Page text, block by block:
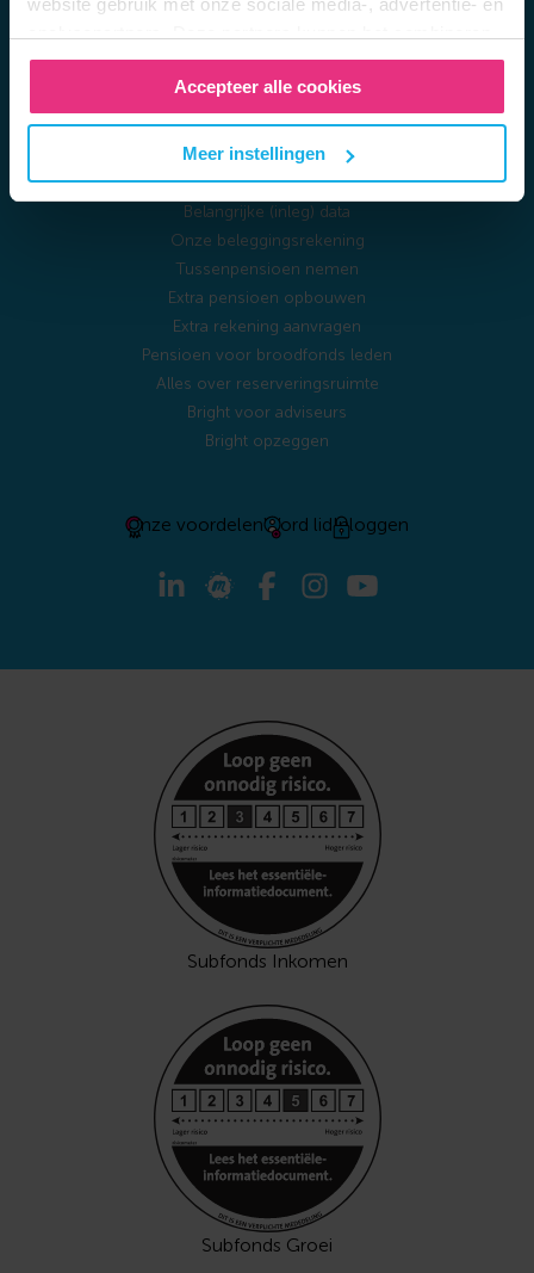
website gebruik met onze sociale media-, advertentie- en
met andere informatie die je aan hen hebt verstrekt of die
zij hebben verzameld door gebruikt te maken van hun
diensten. In hetPrivacy en Cookie Statementkan je
hier meer over lezen. Wil je de beste website ervaring?
Vink dan alle vakjes aan. Ben je per ongeluk op deze
website gekomen of heb je een hekel aan op jou
afgestemde informatie? Laat ze dan uit staan.
Accepteer alle cookies
Meer instellingen
Verschil tussen de tweede en derde pijler
Regel je risico op arbeidsongeschiktheid
Eerder stoppen met werken
Whitepaper: zelf pensioen opbouwen
Whitepaper: pensioen voor bedrijven
Ook handig…
Meld je aan voor de nieuwsbrief
Belangrijke (inleg) data
Onze beleggingsrekening
Tussenpensioen nemen
Extra pensioen opbouwen
Extra rekening aanvragen
Pensioen voor broodfonds leden
Alles over reserveringsruimte
Bright voor adviseurs
Bright opzeggen
Onze voordelenWord lidInloggen
Subfonds Inkomen
Subfonds Groei